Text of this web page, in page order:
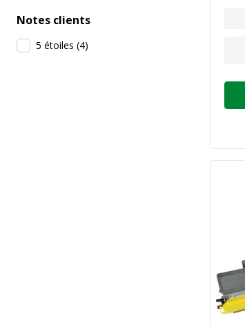
Notes clients
5 étoiles (4)